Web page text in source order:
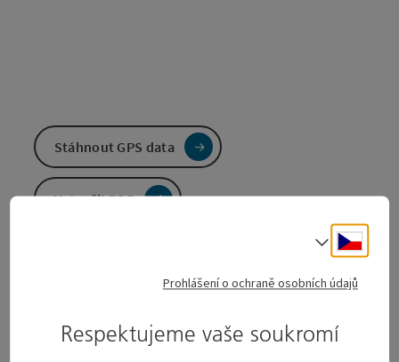
Stáhnout GPS data
Vytvořit PDF
Cesky
Volba
Prohlášení o ochraně osobních údajů
Respektujeme vaše soukromí